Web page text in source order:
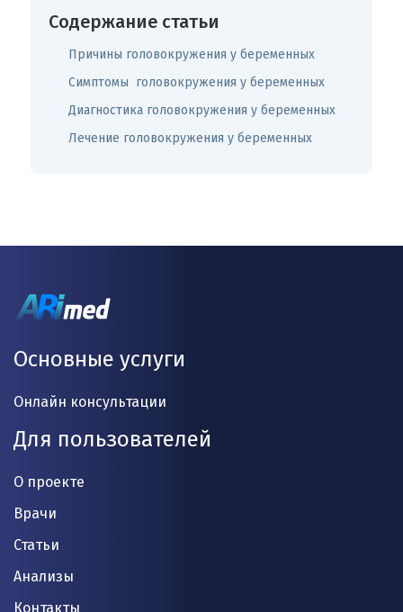
Содержание статьи
Причины головокружения у беременных
Симптомы головокружения у беременных
Диагностика головокружения у беременных
Лечение головокружения у беременных
Основные услуги
Онлайн консультации
Для пользователей
О проекте
Врачи
Статьи
Анализы
Контакты